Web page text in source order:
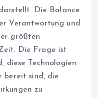
Die Balance
Verantwortung und
größten
Die Frage ist
diese Technologien
bereit sind, die
zu